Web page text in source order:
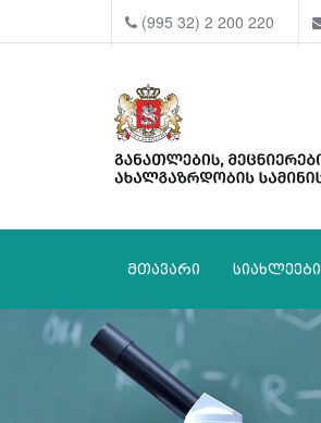
(995 32) 2 200 220
მთავარი სიახლეები